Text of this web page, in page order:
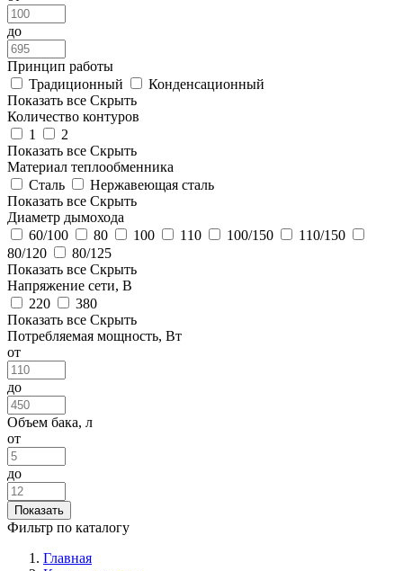
до
Принцип работы
Традиционный
Конденсационный
Показать все Скрыть
Количество контуров
1
2
Показать все Скрыть
Материал теплообменника
Сталь
Нержавеющая сталь
Показать все Скрыть
Диаметр дымохода
60/100
80 100 110 100/150
110/150
80/120
80/125
Показать все Скрыть
Напряжение сети, В
220
380
Показать все Скрыть
Потребляемая мощность, Вт
от
до
Объем бака, л
от
до
Фильтр по каталогу
Главная